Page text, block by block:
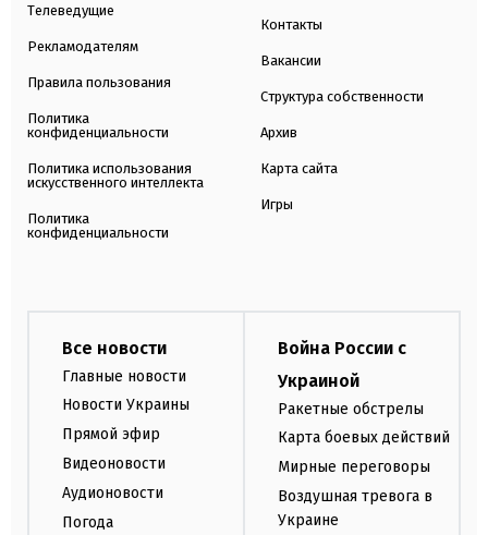
Телеведущие
Рекламодателям
Правила пользования
Политика
конфиденциальности
Политика использования
искусственного интеллекта
Политика
конфиденциальности
Контакты
Вакансии
Структура собственности
Архив
Карта сайта
Игры
Все новости
Главные новости
Новости Украины
Прямой эфир
Видеоновости
Аудионовости
Погода
Война России с
Украиной
Ракетные обстрелы
Карта боевых действий
Мирные переговоры
Воздушная тревога в
Украине